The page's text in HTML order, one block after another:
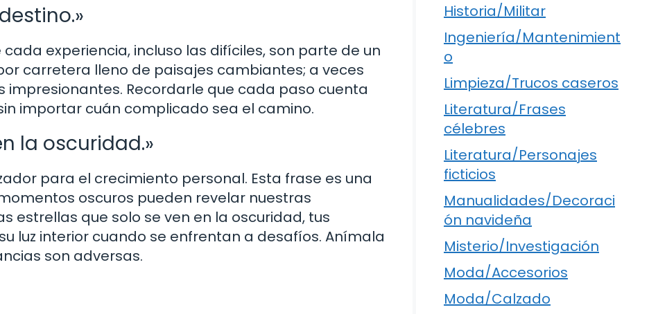
experiencia, incluso las difíciles, son parte de un
carretera lleno de paisajes cambiantes; a veces
impresionantes. Recordarle que cada paso cuenta
importar cuán complicado sea el camino.
la oscuridad.»
para el crecimiento personal. Esta frase es una
oscuros pueden revelar nuestras
estrellas que solo se ven en la oscuridad, tus
luz interior cuando se enfrentan a desafíos. Anímala
son adversas.
Historia/Militar
Ingeniería/Mantenimient
o
Limpieza/Trucos caseros
Literatura/Frases
célebres
Literatura/Personajes
ficticios
Manualidades/Decoraci
ón navideña
Misterio/Investigación
Moda/Accesorios
Moda/Calzado